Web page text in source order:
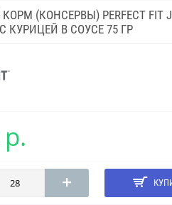
(КОНСЕРВЫ) PERFECT FIT
КУРИЦЕЙ В СОУСЕ 75 ГР
+